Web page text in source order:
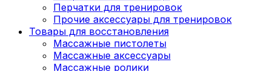
Перчатки для тренировок
Прочие аксессуары для тренировок
Товары для восстановления
Массажные пистолеты
Массажные аксессуары
Массажные ролики